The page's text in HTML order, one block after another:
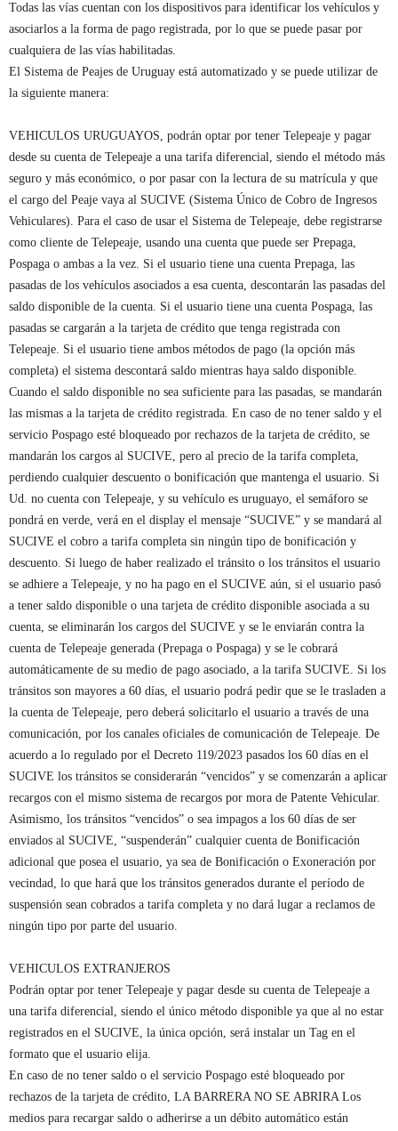
Todas las vías cuentan con los dispositivos para identificar los vehículos y
asociarlos a la forma de pago registrada, por lo que se puede pasar por
cualquiera de las vías habilitadas.
El Sistema de Peajes de Uruguay está automatizado y se puede utilizar de
la siguiente manera:
VEHICULOS URUGUAYOS, podrán optar por tener Telepeaje y pagar
desde su cuenta de Telepeaje a una tarifa diferencial, siendo el método más
seguro y más económico, o por pasar con la lectura de su matrícula y que
el cargo del Peaje vaya al SUCIVE (Sistema Único de Cobro de Ingresos
Vehiculares). Para el caso de usar el Sistema de Telepeaje, debe registrarse
como cliente de Telepeaje, usando una cuenta que puede ser Prepaga,
Pospaga o ambas a la vez. Si el usuario tiene una cuenta Prepaga, las
pasadas de los vehículos asociados a esa cuenta, descontarán las pasadas del
saldo disponible de la cuenta. Si el usuario tiene una cuenta Pospaga, las
pasadas se cargarán a la tarjeta de crédito que tenga registrada con
Telepeaje. Si el usuario tiene ambos métodos de pago (la opción más
completa) el sistema descontará saldo mientras haya saldo disponible.
Cuando el saldo disponible no sea suficiente para las pasadas, se mandarán
las mismas a la tarjeta de crédito registrada. En caso de no tener saldo y el
servicio Pospago esté bloqueado por rechazos de la tarjeta de crédito, se
mandarán los cargos al SUCIVE, pero al precio de la tarifa completa,
perdiendo cualquier descuento o bonificación que mantenga el usuario. Si
Ud. no cuenta con Telepeaje, y su vehículo es uruguayo, el semáforo se
pondrá en verde, verá en el display el mensaje “SUCIVE” y se mandará al
SUCIVE el cobro a tarifa completa sin ningún tipo de bonificación y
descuento. Si luego de haber realizado el tránsito o los tránsitos el usuario
se adhiere a Telepeaje, y no ha pago en el SUCIVE aún, si el usuario pasó
a tener saldo disponible o una tarjeta de crédito disponible asociada a su
cuenta, se eliminarán los cargos del SUCIVE y se le enviarán contra la
cuenta de Telepeaje generada (Prepaga o Pospaga) y se le cobrará
automáticamente de su medio de pago asociado, a la tarifa SUCIVE. Si los
tránsitos son mayores a 60 días, el usuario podrá pedir que se le trasladen a
la cuenta de Telepeaje, pero deberá solicitarlo el usuario a través de una
comunicación, por los canales oficiales de comunicación de Telepeaje. De
acuerdo a lo regulado por el Decreto 119/2023 pasados los 60 días en el
SUCIVE los tránsitos se considerarán “vencidos” y se comenzarán a aplicar
recargos con el mismo sistema de recargos por mora de Patente Vehicular.
Asimismo, los tránsitos “vencidos” o sea impagos a los 60 días de ser
enviados al SUCIVE, “suspenderán” cualquier cuenta de Bonificación
adicional que posea el usuario, ya sea de Bonificación o Exoneración por
vecindad, lo que hará que los tránsitos generados durante el período de
suspensión sean cobrados a tarifa completa y no dará lugar a reclamos de
ningún tipo por parte del usuario.
VEHICULOS EXTRANJEROS
Podrán optar por tener Telepeaje y pagar desde su cuenta de Telepeaje a
una tarifa diferencial, siendo el único método disponible ya que al no estar
registrados en el SUCIVE, la única opción, será instalar un Tag en el
formato que el usuario elija.
En caso de no tener saldo o el servicio Pospago esté bloqueado por
rechazos de la tarjeta de crédito, LA BARRERA NO SE ABRIRA Los
medios para recargar saldo o adherirse a un débito automático están